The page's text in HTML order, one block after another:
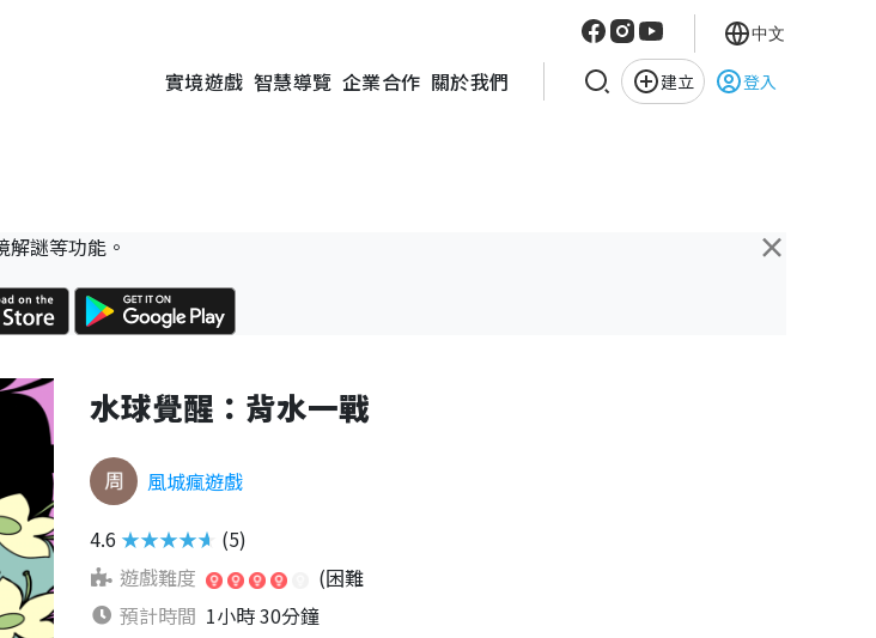
實境遊戲 智慧導覽 企業合作 關於我們 建立 登入
中文
×
謎等功能。
水球覺醒：背水一戰
風城瘋遊戲
4.6 ★★★★★ (5)
遊戲難度
(困難
預計時間 1小時 30分鐘